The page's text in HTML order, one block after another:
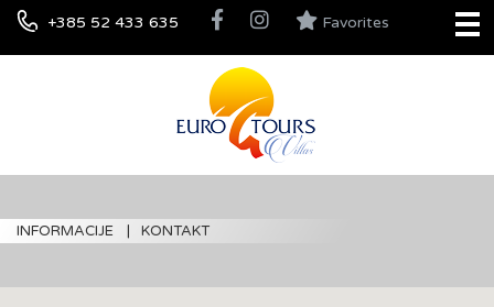
+385 52 433 635 Favorites
INFORMACIJE KONTAKT